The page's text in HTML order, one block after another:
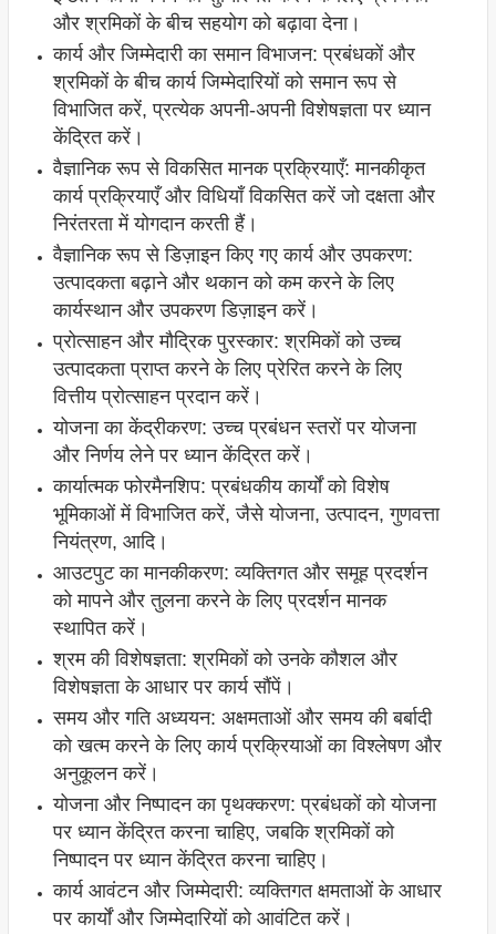
और श्रमिकों के बीच सहयोग को बढ़ावा देना।
कार्य और जिम्मेदारी का समान विभाजन: प्रबंधकों और
श्रमिकों के बीच कार्य जिम्मेदारियों को समान रूप से
विभाजित करें, प्रत्येक अपनी-अपनी विशेषज्ञता पर ध्यान
केंद्रित करें।
वैज्ञानिक रूप से विकसित मानक प्रक्रियाएँ: मानकीकृत
कार्य प्रक्रियाएँ और विधियाँ विकसित करें जो दक्षता और
निरंतरता में योगदान करती हैं।
वैज्ञानिक रूप से डिज़ाइन किए गए कार्य और उपकरण:
उत्पादकता बढ़ाने और थकान को कम करने के लिए
कार्यस्थान और उपकरण डिज़ाइन करें।
प्रोत्साहन और मौद्रिक पुरस्कार: श्रमिकों को उच्च
उत्पादकता प्राप्त करने के लिए प्रेरित करने के लिए
वित्तीय प्रोत्साहन प्रदान करें।
योजना का केंद्रीकरण: उच्च प्रबंधन स्तरों पर योजना
और निर्णय लेने पर ध्यान केंद्रित करें।
कार्यात्मक फोरमैनशिप: प्रबंधकीय कार्यों को विशेष
भूमिकाओं में विभाजित करें, जैसे योजना, उत्पादन, गुणवत्ता
नियंत्रण, आदि।
आउटपुट का मानकीकरण: व्यक्तिगत और समूह प्रदर्शन
को मापने और तुलना करने के लिए प्रदर्शन मानक
स्थापित करें।
श्रम की विशेषज्ञता: श्रमिकों को उनके कौशल और
विशेषज्ञता के आधार पर कार्य सौंपें।
समय और गति अध्ययन: अक्षमताओं और समय की बर्बादी
को खत्म करने के लिए कार्य प्रक्रियाओं का विश्लेषण और
अनुकूलन करें।
योजना और निष्पादन का पृथक्करण: प्रबंधकों को योजना
पर ध्यान केंद्रित करना चाहिए, जबकि श्रमिकों को
निष्पादन पर ध्यान केंद्रित करना चाहिए।
कार्य आवंटन और जिम्मेदारी: व्यक्तिगत क्षमताओं के आधार
पर कार्यों और जिम्मेदारियों को आवंटित करें।